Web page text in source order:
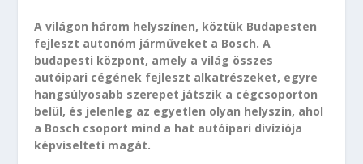
A világon három helyszínen, köztük Budapesten
fejleszt autonóm járműveket a Bosch. A
budapesti központ, amely a világ összes
autóipari cégének fejleszt alkatrészeket, egyre
hangsúlyosabb szerepet játszik a cégcsoporton
belül, és jelenleg az egyetlen olyan helyszín, ahol
a Bosch csoport mind a hat autóipari divíziója
képviselteti magát.